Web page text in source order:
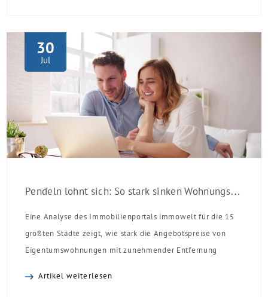
Einzelmaßnahmen […]
30
Jul
Pendeln lohnt sich: So stark sinken Wohnungspreise im Umland
Eine Analyse des Immobilienportals immowelt für die 15
größten Städte zeigt, wie stark die Angebotspreise von
Eigentumswohnungen mit zunehmender Entfernung
Artikel weiterlesen